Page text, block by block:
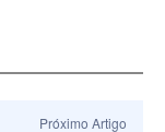
Próximo Artigo